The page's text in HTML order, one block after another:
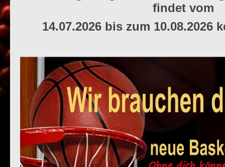
findet vom
14.07.2026 bis zum 10.08.2026